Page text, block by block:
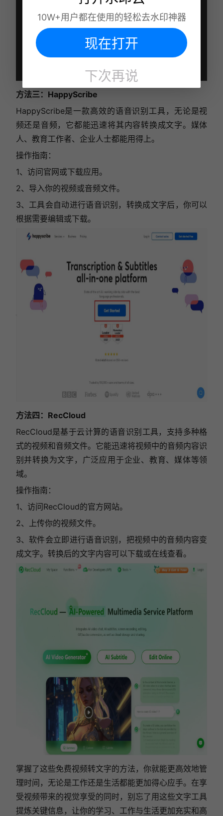
方法三：HappyScribe
HappyScribe是一款高效的语音识别工具，无论是视
频还是音频，它都能迅速将其内容转换成文字。媒体
人、教育工作者、企业人士都能用得上。
操作指南：
1、访问官网或下载应用。
2、导入你的视频或音频文件。
3、工具会自动进行语音识别，转换成文字后，你可以
根据需要编辑或下载。
方法四：RecCloud
RecCloud是基于云计算的语音识别工具，支持多种格
式的视频和音频文件。它能迅速将视频中的音频内容识
别并转换为文字，广泛应用于企业、教育、媒体等领
域。
操作指南：
1、访问RecCloud的官方网站。
2、上传你的视频文件。
3、软件会立即进行语音识别，把视频中的音频内容变
成文字。转换后的文字内容可以下载或在线查看。
掌握了这些免费视频转文字的方法，你就能更高效地管
理时间，无论是工作还是生活都能更加得心应手。在享
受视频带来的视觉享受的同时，别忘了用这些文字工具
提炼关键信息，让你的学习、工作与生活更加充实和高
10W+用户都在使用的轻松去水印神器
现在打开
下次再说